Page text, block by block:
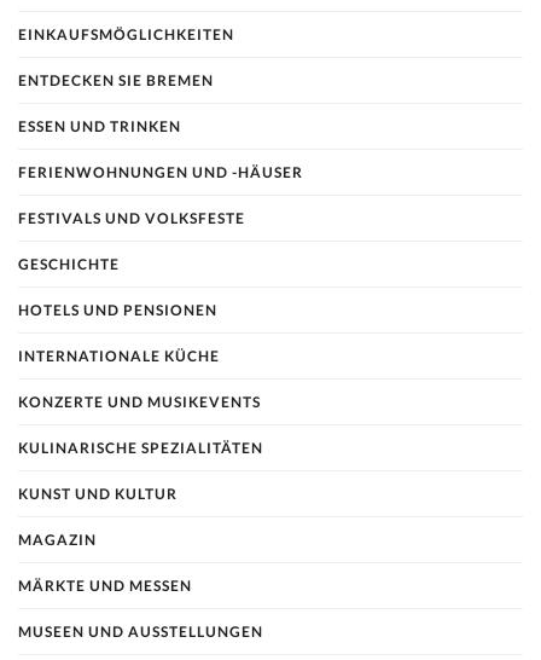
EINKAUFSMÖGLICHKEITEN
ENTDECKEN SIE BREMEN
ESSEN UND TRINKEN
FERIENWOHNUNGEN UND -HÄUSER
FESTIVALS UND VOLKSFESTE
GESCHICHTE
HOTELS UND PENSIONEN
INTERNATIONALE KÜCHE
KONZERTE UND MUSIKEVENTS
KULINARISCHE SPEZIALITÄTEN
KUNST UND KULTUR
MAGAZIN
MÄRKTE UND MESSEN
MUSEEN UND AUSSTELLUNGEN